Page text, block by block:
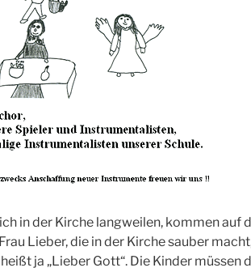
in der Kirche langweilen, kommen auf
Lieber, die in der Kirche sauber
ja „Lieber Gott“. Die Kinder müssen